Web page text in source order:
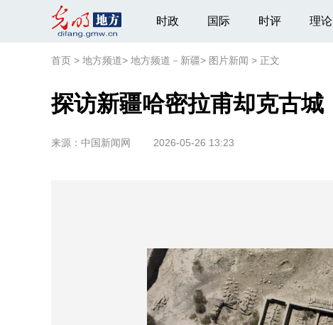
时政 国际 时评 理论
首页 > 地方频道> 地方频道－新疆> 图片新闻 > 正文
探访新疆哈密拉甫却克古城
来源： 中国新闻网 2026-05-26 13:23